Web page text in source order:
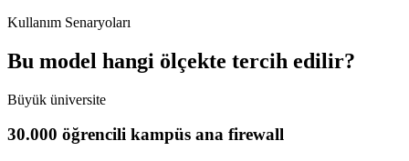
Kullanım Senaryoları
Bu model hangi ölçekte tercih edilir?
Büyük üniversite
30.000 öğrencili kampüs ana firewall